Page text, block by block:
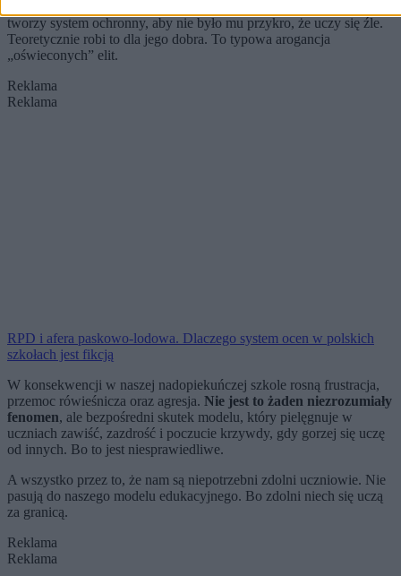
tworzy system ochronny, aby nie było mu przykro, że uczy się źle.
Teoretycznie robi to dla jego dobra. To typowa arogancja
„oświeconych” elit.
Reklama
Reklama
RPD i afera paskowo-lodowa. Dlaczego system ocen w polskich
szkołach jest fikcją
W konsekwencji w naszej nadopiekuńczej szkole rosną frustracja,
przemoc rówieśnicza oraz agresja. Nie jest to żaden niezrozumiały
fenomen, ale bezpośredni skutek modelu, który pielęgnuje w
uczniach zawiść, zazdrość i poczucie krzywdy, gdy gorzej się uczę
od innych. Bo to jest niesprawiedliwe.
A wszystko przez to, że nam są niepotrzebni zdolni uczniowie. Nie
pasują do naszego modelu edukacyjnego. Bo zdolni niech się uczą
za granicą.
Reklama
Reklama